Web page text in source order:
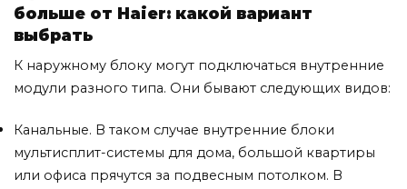
больше от Haier: какой вариант
выбрать
К наружному блоку могут подключаться внутренние
модули разного типа. Они бывают следующих видов:
Канальные. В таком случае внутренние блоки
мультисплит-системы для дома, большой квартиры
или офиса прячутся за подвесным потолком. В